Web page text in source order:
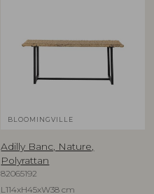
BLOOMINGVILLE
Adilly Banc, Nature,
Polyrattan
82065192
L114xH45xW38 cm